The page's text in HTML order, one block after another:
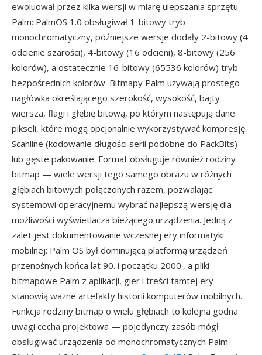
ewoluował przez kilka wersji w miarę ulepszania sprzętu
Palm: PalmOS 1.0 obsługiwał 1-bitowy tryb
monochromatyczny, późniejsze wersje dodały 2-bitowy (4
odcienie szarości), 4-bitowy (16 odcieni), 8-bitowy (256
kolorów), a ostatecznie 16-bitowy (65536 kolorów) tryb
bezpośrednich kolorów. Bitmapy Palm używają prostego
nagłówka określającego szerokość, wysokość, bajty
wiersza, flagi i głębię bitową, po którym następują dane
pikseli, które mogą opcjonalnie wykorzystywać kompresję
Scanline (kodowanie długości serii podobne do PackBits)
lub gęste pakowanie. Format obsługuje również rodziny
bitmap — wiele wersji tego samego obrazu w różnych
głębiach bitowych połączonych razem, pozwalając
systemowi operacyjnemu wybrać najlepszą wersję dla
możliwości wyświetlacza bieżącego urządzenia. Jedną z
zalet jest dokumentowanie wczesnej ery informatyki
mobilnej: Palm OS był dominującą platformą urządzeń
przenośnych końca lat 90. i początku 2000., a pliki
bitmapowe Palm z aplikacji, gier i treści tamtej ery
stanowią ważne artefakty historii komputerów mobilnych.
Funkcja rodziny bitmap o wielu głębiach to kolejna godna
uwagi cecha projektowa — pojedynczy zasób mógł
obsługiwać urządzenia od monochromatycznych Palm